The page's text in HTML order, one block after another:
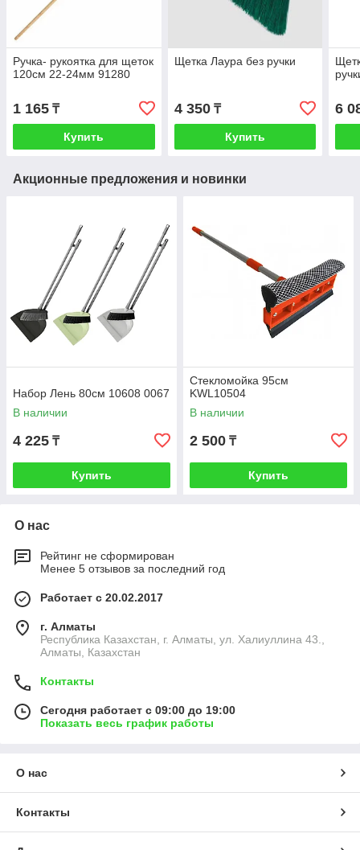
Ручка- рукоятка для щеток
120см 22-24мм 91280
1 165 ₸
Купить
Щетка Лаура без ручки
4 350₸
Купить
6
Акционные предложения и новинки
Набор Лень 80см 10608 0067
В наличии
4 225 ₸
Купить
Стекломойка 95см
KWL10504
В наличии
2 500 ₸
Купить
О нас
Рейтинг не сформирован
Менее 5 отзывов за последний год
Работает с 20.02.2017
г. Алматы
Республика Казахстан, г. Алматы, ул. Халиуллина 43.,
Алматы, Казахстан
Контакты
Сегодня работает с 09:00 до 19:00
Показать весь график работы
О нас
Контакты